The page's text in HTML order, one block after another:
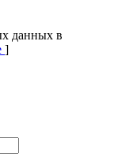
данных в
]